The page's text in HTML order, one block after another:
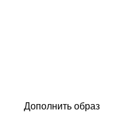
Дополнить образ